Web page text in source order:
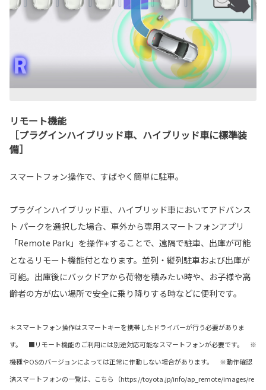
リモート機能
［プラグインハイブリッド車、ハイブリッド車に標準装
備］
スマートフォン操作で、すばやく簡単に駐車。
プラグインハイブリッド車、ハイブリッド車においてアドバンス
ト パークを選択した場合、車外から専用スマートフォンアプリ
「Remote Park」を操作＊することで、遠隔で駐車、出庫が可能
となるリモート機能付となります。並列・縦列駐車および出庫が
可能。出庫後にバックドアから荷物を積みたい時や、お子様や高
齢者の方が広い場所で安全に乗り降りする時などに便利です。
＊スマートフォン操作はスマートキーを携帯したドライバーが行う必要がありま
す。 ■リモート機能のご利用には別途対応可能なスマートフォンが必要です。 ※
機種やOSのバージョンによっては正常に作動しない場合があります。 ※動作確認
済スマートフォンの一覧は、こちら（https://toyota.jp/info/ap_remote/images/re